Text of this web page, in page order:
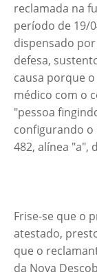
reclamada na
período de 19/
dispensado
defesa,
causa porque
médico com o
"pessoa
configurando
482, alínea "a",
Frise-se que o
atestado,
que o
da Nova